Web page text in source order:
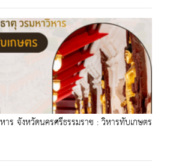
ร จังหวัดนครศรีธรรมราช : วิหารทับเกษตร